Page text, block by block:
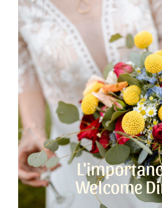
Welcome